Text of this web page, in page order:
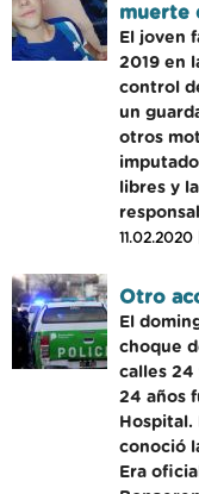
muerte
El joven
2019 en
control
un
otros
libres y
11.02.2020 |
Otro
El
choque
calles 24
24 años
Hospital.
conoció
Era